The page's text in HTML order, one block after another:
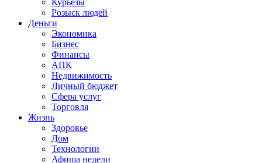
Курьезы
Розыск людей
Деньги
Экономика
Бизнес
Финансы
АПК
Недвижимость
Личный бюджет
Сфера услуг
Торговля
Жизнь
Здоровье
Дом
Технологии
Афиша недели